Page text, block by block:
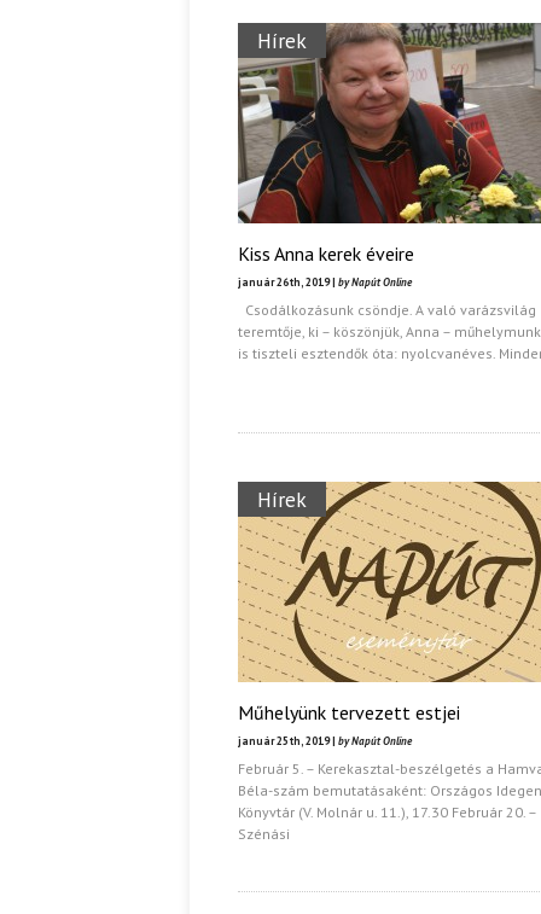
Hírek
Kiss Anna kerek éveire
január 26th, 2019 | by Napút Online
Csodálkozásunk csöndje. A való varázsvilág
teremtője, ki – köszönjük, Anna –
is tiszteli esztendők óta: nyolcvanéves.
Hírek
Műhelyünk tervezett estjei
január 25th, 2019 | by Napút Online
Február 5. – Kerekasztal-beszélgetés a
Béla-szám bemutatásaként: Országos
Könyvtár (V. Molnár u. 11.), 17.30 Február 20. –
Szénási